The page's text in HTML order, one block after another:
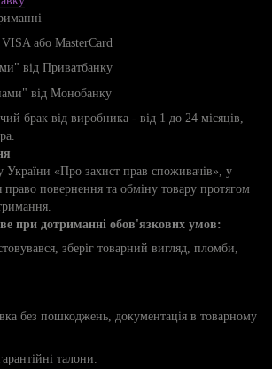
або MasterCard
від Приватбанку
від Монобанку
брак від виробника - від 1 до 24 місяців,
України «Про захист прав споживачів», у
право повернення та обміну товару протягом
при дотриманні обов'язкових умов:
зберіг товарний вигляд, пломби,
без пошкоджень, документація в товарному
талони.